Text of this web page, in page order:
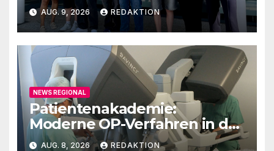
AUG. 9, 2026 REDAKTION
NEWS REGIONAL
Patientenakademie:
Moderne OP-Verfahren in der
Urologie
AUG. 8, 2026 REDAKTION